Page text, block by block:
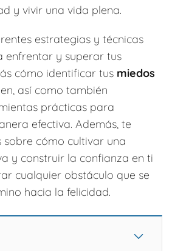
y vivir una vida plena.
estrategias y técnicas
enfrentar y superar tus
cómo identificar tus miedos
así como también
prácticas para
efectiva. Además, te
sobre cómo cultivar una
y construir la confianza en ti
cualquier obstáculo que se
hacia la felicidad.